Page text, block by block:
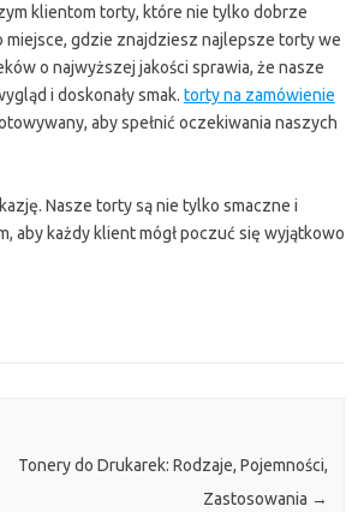
klientom torty, które nie tylko dobrze
miejsce, gdzie znajdziesz najlepsze torty we
o najwyższej jakości sprawia, że nasze
i doskonały smak. torty na zamówienie
aby spełnić oczekiwania naszych
Nasze torty są nie tylko smaczne i
aby każdy klient mógł poczuć się wyjątkowo
Tonery do Drukarek: Rodzaje, Pojemności,
Zastosowania →